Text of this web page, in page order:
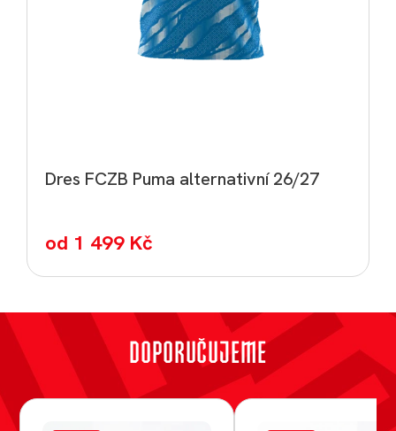
Dres FCZB Puma alternativní 26/27
od 1 499 Kč
DOPORUČUJEME